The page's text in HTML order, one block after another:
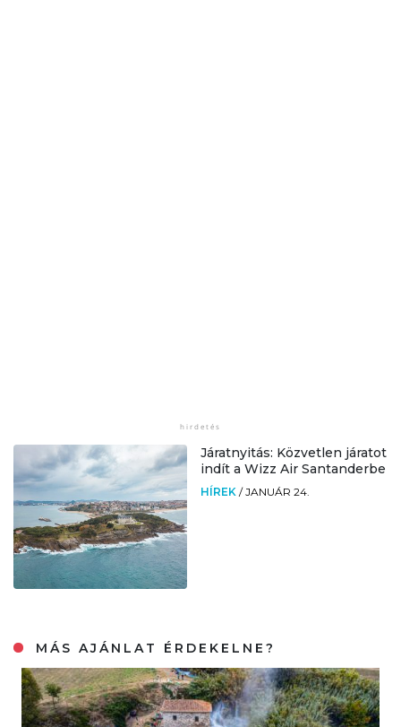
Járatnyitás: Közvetlen járatot
indít a Wizz Air Santanderbe
HÍREK /JANUÁR 24.
MÁS AJÁNLAT ÉRDEKELNE?